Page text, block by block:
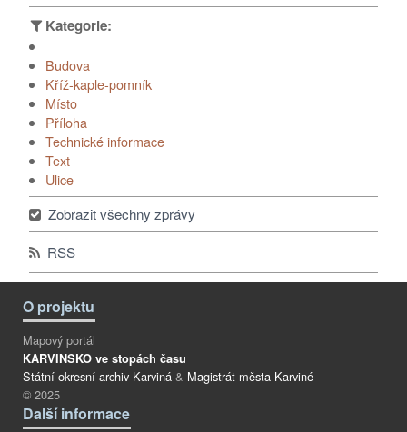
Budova
Kříž-kaple-pomník
Místo
Příloha
Technické informace
Text
Ulice
Zobrazit všechny zprávy
RSS
O projektu
Mapový portál
KARVINSKO ve stopách času
Státní okresní archiv Karviná & Magistrát města Karviné
© 2025
Další informace